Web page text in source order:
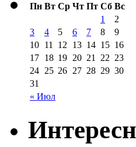
Пн Вт Ср Чт Пт Сб Вс
« Июл
1
2
3
4 5 6 7 8
9
10 11 12 13 14 15 16
17 18 19 20 21 22 23
24 25 26 27 28 29 30
31